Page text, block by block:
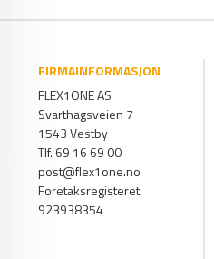
FIRMAINFORMASJON
FLEX1ONE AS
Svarthagsveien 7
1543 Vestby
Tlf. 69 16 69 00
post@flex1one.no
Foretaksregisteret:
923938354